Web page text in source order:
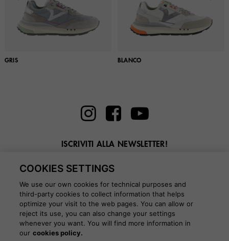
GRIS BLANCO
ISCRIVITI ALLA NEWSLETTER!
BLOG
COOKIES SETTINGS
We use our own cookies for technical purposes and
third-party cookies to collect information that helps
optimize your visit to the web pages. You can allow or
reject its use, you can also change your settings
whenever you want. You will find more information in
our cookies policy.